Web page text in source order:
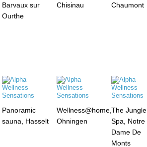
Barvaux sur
Ourthe
Chisinau
Chaumont
Panoramic
sauna, Hasselt
Wellness@home,
Ohningen
The Jungle
Spa, Notre
Dame De
Monts